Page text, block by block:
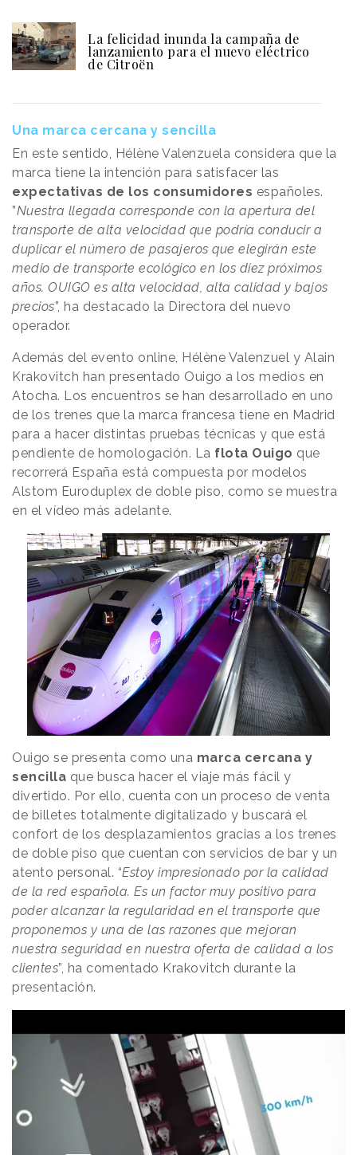
La felicidad inunda la campaña de
lanzamiento para el nuevo eléctrico
de Citroën
Una marca cercana y sencilla
En este sentido, Hélène Valenzuela considera que la
marca tiene la intención para satisfacer las
expectativas de los consumidores españoles.
”Nuestra llegada corresponde con la apertura del
transporte de alta velocidad que podría conducir a
duplicar el número de pasajeros que elegirán este
medio de transporte ecológico en los diez próximos
años. OUIGO es alta velocidad, alta calidad y bajos
precios”, ha destacado la Directora del nuevo
operador.
Además del evento online, Hélène Valenzuel y Alain
Krakovitch han presentado Ouigo a los medios en
Atocha. Los encuentros se han desarrollado en uno
de los trenes que la marca francesa tiene en Madrid
para a hacer distintas pruebas técnicas y que está
pendiente de homologación. La flota Ouigo que
recorrerá España está compuesta por modelos
Alstom Euroduplex de doble piso, como se muestra
en el vídeo más adelante.
Ouigo se presenta como una marca cercana y
sencilla que busca hacer el viaje más fácil y
divertido. Por ello, cuenta con un proceso de venta
de billetes totalmente digitalizado y buscará el
confort de los desplazamientos gracias a los trenes
de doble piso que cuentan con servicios de bar y un
atento personal. “Estoy impresionado por la calidad
de la red española. Es un factor muy positivo para
poder alcanzar la regularidad en el transporte que
proponemos y una de las razones que mejoran
nuestra seguridad en nuestra oferta de calidad a los
clientes”, ha comentado Krakovitch durante la
presentación.